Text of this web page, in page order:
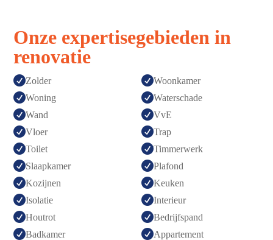
Onze expertisegebieden in
renovatie
Zolder Woonkamer
Woning Waterschade
Wand VvE
Vloer Trap
Toilet Timmerwerk
Slaapkamer Plafond
Kozijnen Keuken
Isolatie Interieur
Houtrot Bedrijfspand
Badkamer Appartement